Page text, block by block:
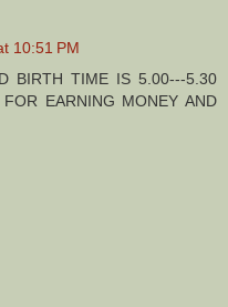
10:51 PM
BIRTH TIME IS 5.00---5.30
EARNING MONEY AND